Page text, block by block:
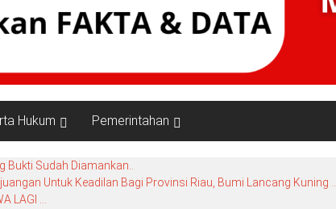
Hukum Pemerintahan
Bukti Sudah Diamankan..
Untuk Keadilan Bagi Provinsi Riau, Bumi Lancang Kuning ..
LAGI …